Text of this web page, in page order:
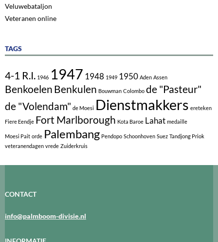
Veluwebataljon
Veteranen online
TAGS
4-1 R.I. 1946 1947 1948 1949 1950 Aden Assen
Benkoelen Benkulen Bouwman Colombo de "Pasteur"
de "Volendam" de Moesi Dienstmakkers ereteken
Fiere Eendje Fort Marlborough Kota Baroe Lahat medaille
Moesi Pait orde Palembang Pendopo Schoonhoven Suez Tandjong Priok
veteranendagen vrede Zuiderkruis
CONTACT
info@palmboom-divisie.nl